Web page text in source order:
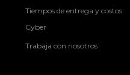
Tiempos de entrega y costos
Cyber
Trabaja con nosotros